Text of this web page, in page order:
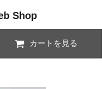
Shop
カートを見る